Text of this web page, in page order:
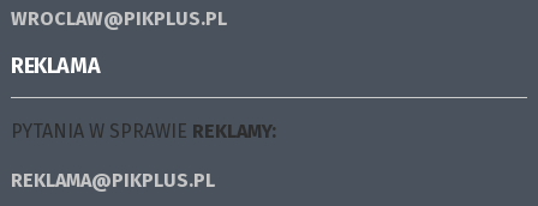
WROCLAW@PIKPLUS.PL
REKLAMA
PYTANIA W SPRAWIE REKLAMY:
REKLAMA@PIKPLUS.PL